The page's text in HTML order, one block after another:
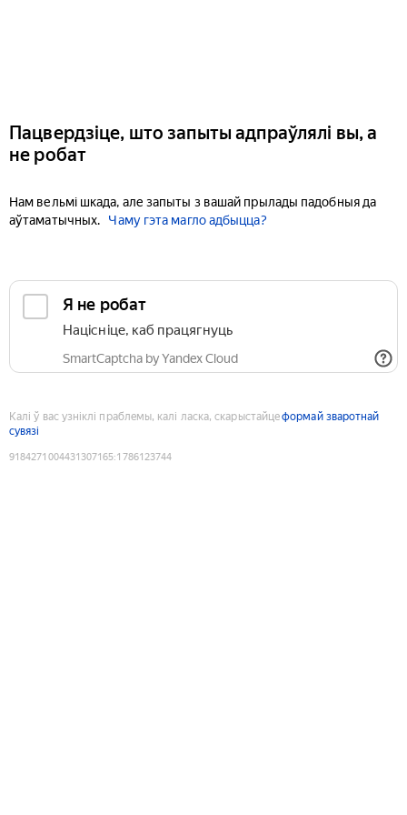
Пацвердзіце, што запыты адпраўлялі вы, а
не робат
Нам вельмі шкада, але запыты з вашай прылады падобныя да
аўтаматычных.
Чаму гэта магло адбыцца?
Я не робат
Націсніце, каб працягнуць
SmartCaptcha by Yandex Cloud
Калі ў вас узніклі праблемы, калі ласка, скарыстайцеформай зваротнай
сувязі
9184271004431307165:1786123744